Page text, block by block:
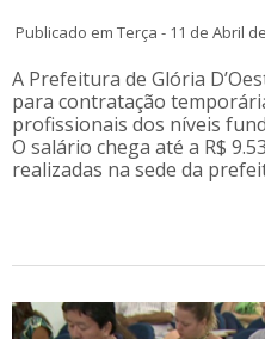
Publicado em Terça - 11 de Abril
A Prefeitura de Glória
para contratação
profissionais dos níveis
O salário chega até a R$
realizadas na sede da